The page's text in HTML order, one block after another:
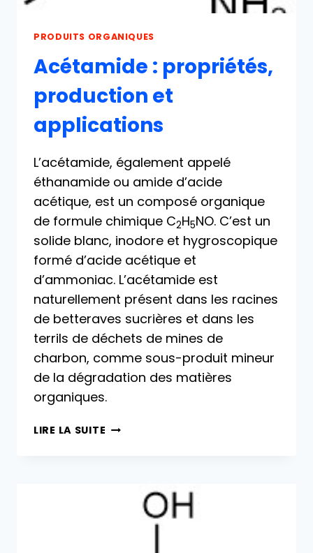
PRODUITS ORGANIQUES
Acétamide : propriétés,
production et
applications
L’acétamide, également appelé
éthanamide ou amide d’acide
acétique, est un composé organique
de formule chimique C2H5NO. C’est un
solide blanc, inodore et hygroscopique
formé d’acide acétique et
d’ammoniac. L’acétamide est
naturellement présent dans les racines
de betteraves sucrières et dans les
terrils de déchets de mines de
charbon, comme sous-produit mineur
de la dégradation des matières
organiques.
LIRE LA SUITE ACÉTAMIDE :
APPLICATIONS